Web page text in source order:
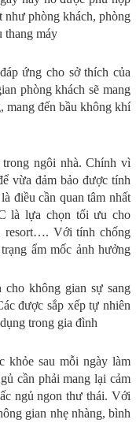
như phòng khách, phòng
thang máy
ứng cho sở thích của
phòng khách sẽ mang
mang đến bầu không khí
ngôi nhà. Chính vì
vừa đảm bảo được tính
điều cần quan tâm nhất
là lựa chọn tối ưu cho
resort…. Với tính chống
ẩm mốc ảnh hưởng
không gian sự sang
được sắp xếp tự nhiên
trong gia đình
khỏe sau mỗi ngày làm
cần phải mang lại cảm
ngủ ngon thư thái. Với
gian nhẹ nhàng, bình